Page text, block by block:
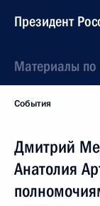
Президент
Материалы
События
Дмитрий
Анатолия